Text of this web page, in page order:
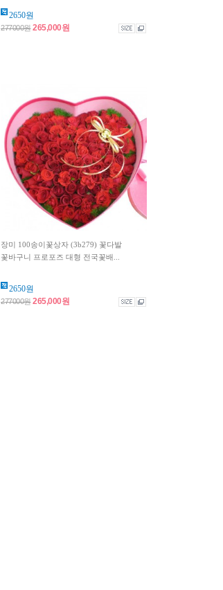
2650원
277000원265,000원
장미 100송이꽃상자 (3b279) 꽃다발
꽃바구니 프로포즈 대형 전국꽃배...
2650원
277000원265,000원